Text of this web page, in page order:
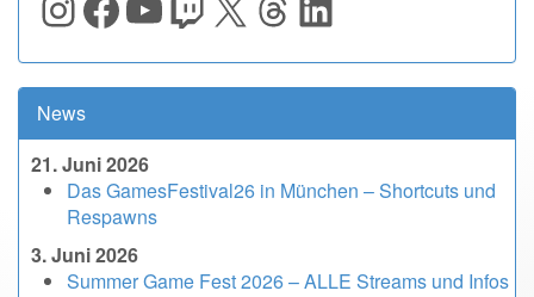
News
21. Juni 2026
Das GamesFestival26 in München – Shortcuts und
Respawns
3. Juni 2026
Summer Game Fest 2026 – ALLE Streams und Infos